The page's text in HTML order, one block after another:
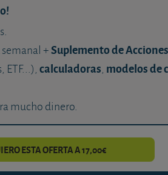
+Suplemento de Acciones
ETF...), calculadoras, modelos de
mucho dinero.
ESTA OFERTA A 17,00€